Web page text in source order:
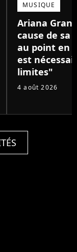
MUSIQUE
Ariana
cause de sa
au point en
est
limites"
4 août 2026